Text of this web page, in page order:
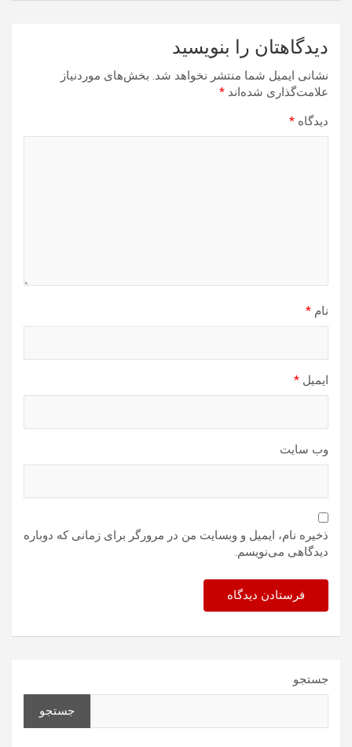
دیدگاهتان را بنویسید
نشانی ایمیل شما منتشر نخواهد شد. بخش‌های موردنیاز
علامت‌گذاری شده‌اند *
دیدگاه *
نام *
ایمیل *
وب‌ سایت
ذخیره نام، ایمیل و وبسایت من در مرورگر برای زمانی که دوباره
دیدگاهی می‌نویسم.
جستجو
جستجو